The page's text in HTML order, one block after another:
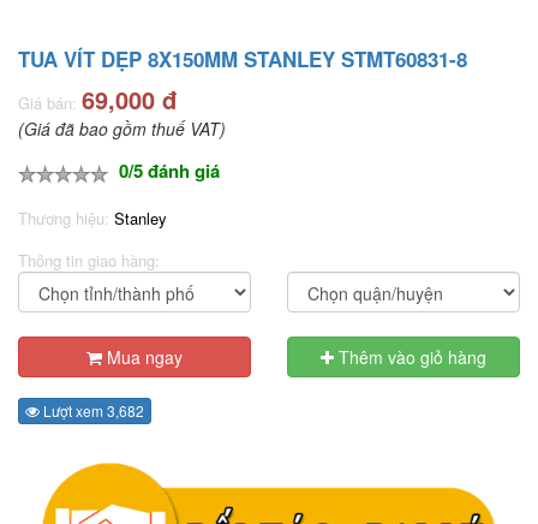
TUA VÍT DẸP 8X150MM STANLEY STMT60831-8
Giá bán: 69,000 đ
(Giá đã bao gồm thuế VAT)
0/5 đánh giá
Thương hiệu: Stanley
Thông tin giao hàng:
Mua ngay Thêm vào giỏ hàng
Lượt xem 3,682